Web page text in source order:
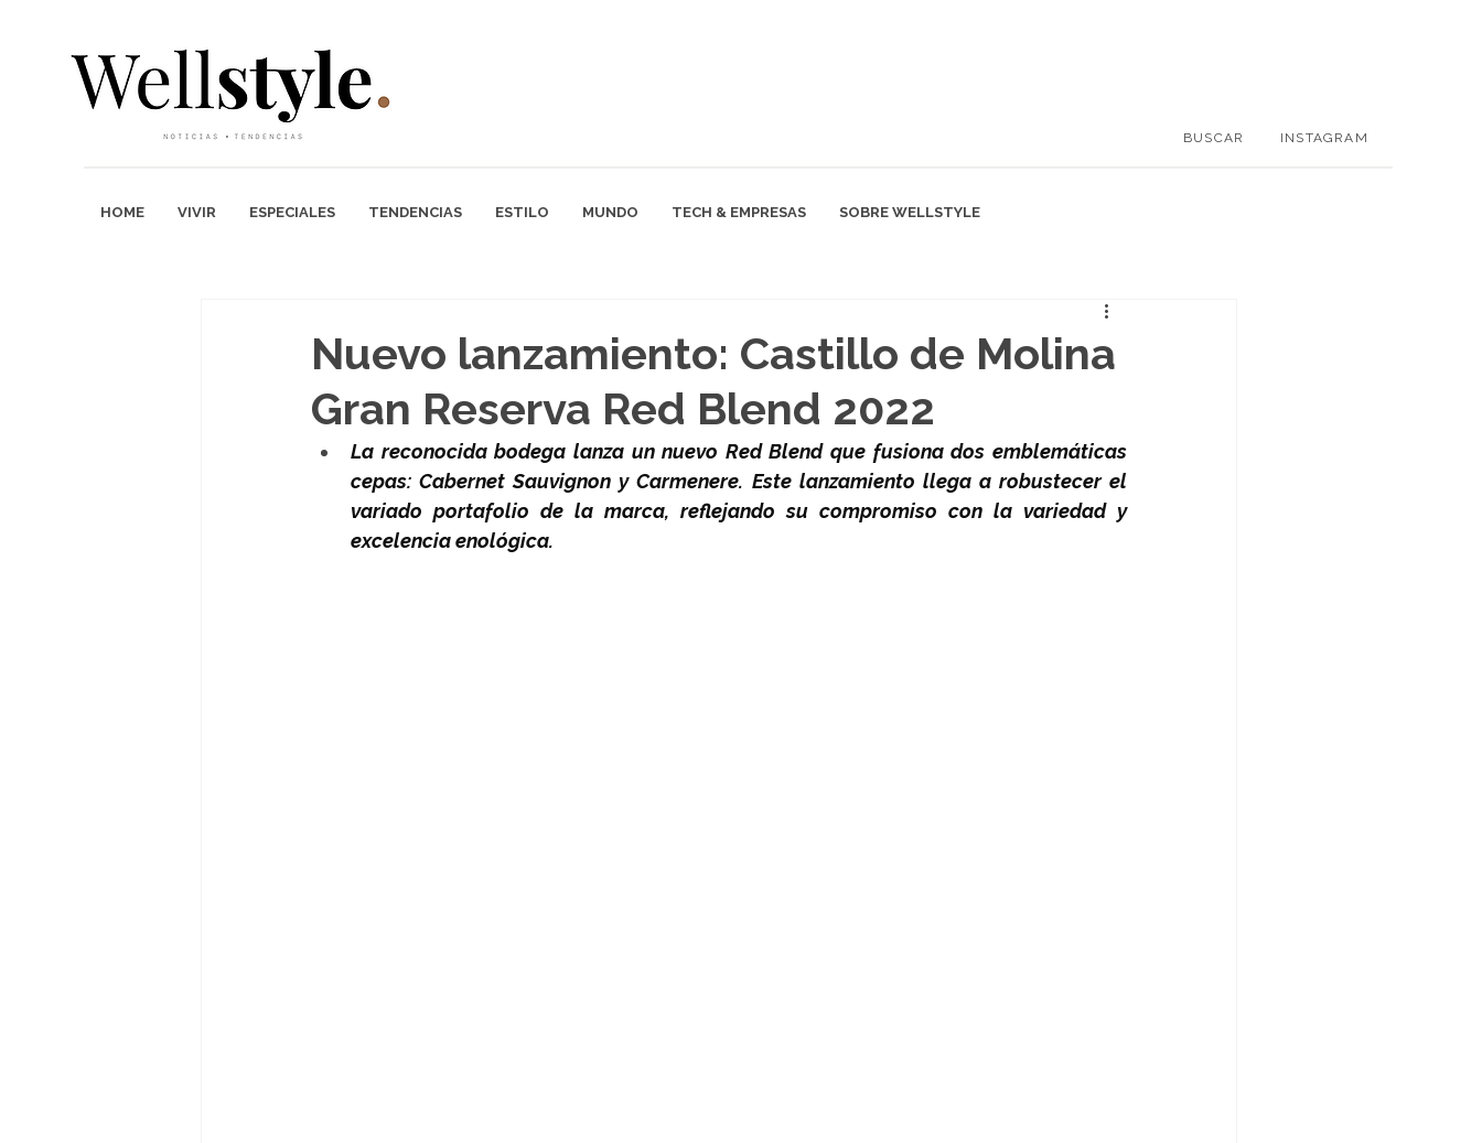
BUSCAR INSTAGRAM
HOME VIVIR ESPECIALES TENDENCIAS ESTILO MUNDO TECH & EMPRESAS SOBRE WELLSTYLE
Nuevo lanzamiento: Castillo de Molina
Gran Reserva Red Blend 2022
La reconocida bodega lanza un nuevo Red Blend que fusiona dos emblemáticas
cepas: Cabernet Sauvignon y Carmenere. Este lanzamiento llega a robustecer el
variado portafolio de la marca, reflejando su compromiso con la variedad y
excelencia enológica.